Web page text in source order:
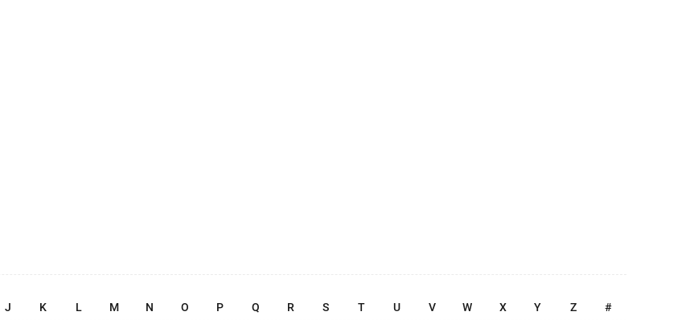
J K L M N O P Q R S T U V W X Y Z #